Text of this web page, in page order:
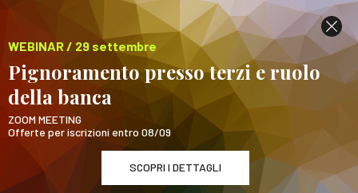
WEBINAR / 29 settembre
Pignoramento presso terzi e ruolo
della banca
ZOOM MEETING
Offerte per iscrizioni entro 08/09
SCOPRI I DETTAGLI